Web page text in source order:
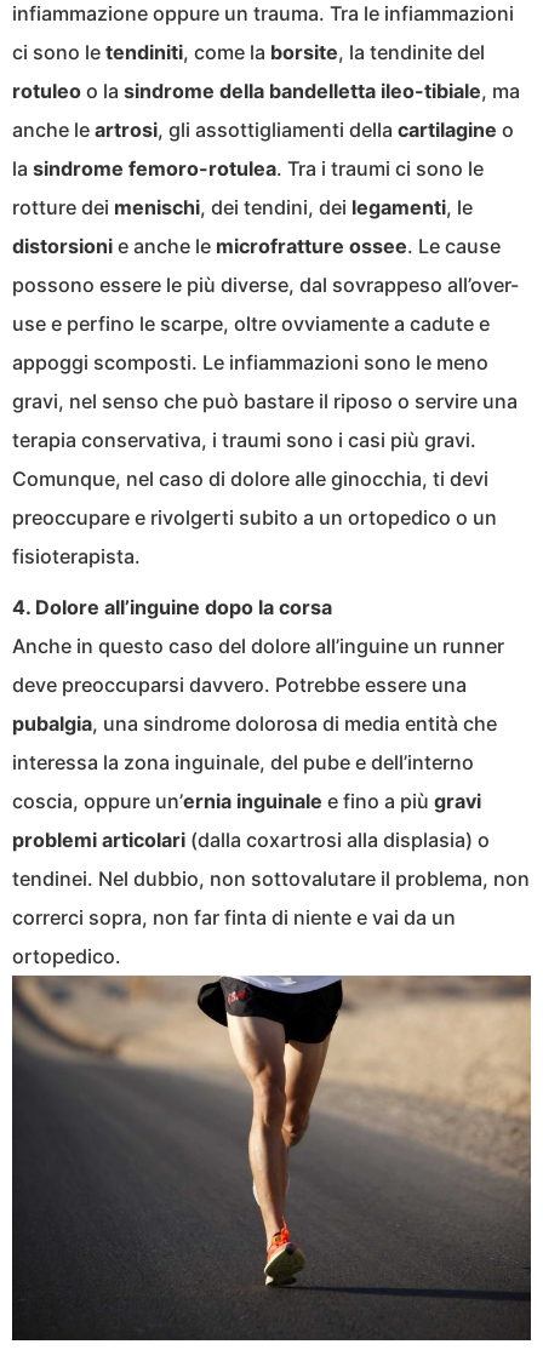
infiammazione oppure un trauma. Tra le infiammazioni
ci sono le tendiniti, come la borsite, la tendinite del
rotuleo o la sindrome della bandelletta ileo-tibiale, ma
anche le artrosi, gli assottigliamenti della cartilagine o
la sindrome femoro-rotulea. Tra i traumi ci sono le
rotture dei menischi, dei tendini, dei legamenti, le
distorsioni e anche le microfratture ossee. Le cause
possono essere le più diverse, dal sovrappeso all’over-
use e perfino le scarpe, oltre ovviamente a cadute e
appoggi scomposti. Le infiammazioni sono le meno
gravi, nel senso che può bastare il riposo o servire una
terapia conservativa, i traumi sono i casi più gravi.
Comunque, nel caso di dolore alle ginocchia, ti devi
preoccupare e rivolgerti subito a un ortopedico o un
fisioterapista.
4. Dolore all’inguine dopo la corsa
Anche in questo caso del dolore all’inguine un runner
deve preoccuparsi davvero. Potrebbe essere una
pubalgia, una sindrome dolorosa di media entità che
interessa la zona inguinale, del pube e dell’interno
coscia, oppure un’ernia inguinale e fino a più gravi
problemi articolari (dalla coxartrosi alla displasia) o
tendinei. Nel dubbio, non sottovalutare il problema, non
correrci sopra, non far finta di niente e vai da un
ortopedico.